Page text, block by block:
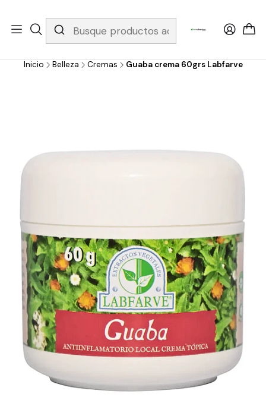
Whatsapp 3229079958/ Fijo 6019251796 / Envios a todo el país y
gratis apartir de 199.000!
Inicio Belleza Cremas Guaba crema 60grs Labfarve